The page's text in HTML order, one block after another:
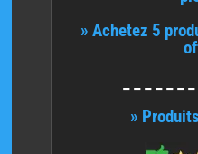
» Achetez 5
»